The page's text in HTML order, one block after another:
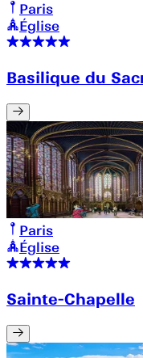
Paris
Église
Basilique du
Paris
Église
Sainte-Chapelle